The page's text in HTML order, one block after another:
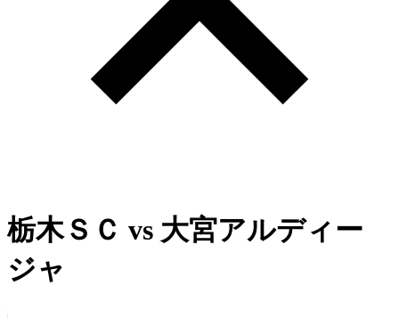
栃木ＳＣ vs 大宮アルディー
ジャ